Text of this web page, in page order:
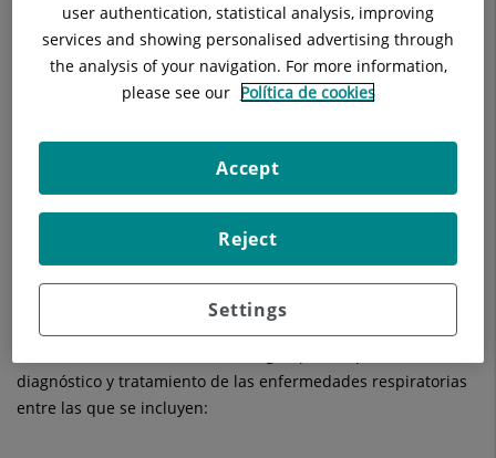
Teléfono:93 495 92 86
Correo:consultaneumo.husc@quironsalud.es
lunes, martes, miércoles y jueves 15:00h a 20:00h
HUSC, se ha diseñado con el objetivo de potenciar la oferta
sanitaria de ámbito privado que ofrece el hospital. En este
diagnóstico y tratamiento de las enfermedades respiratorias
entre las que se incluyen:
user authentication, statistical analysis, improving
services and showing personalised advertising through
the analysis of your navigation. For more information,
please see our Política de cookies
Settings
Reject
Accept